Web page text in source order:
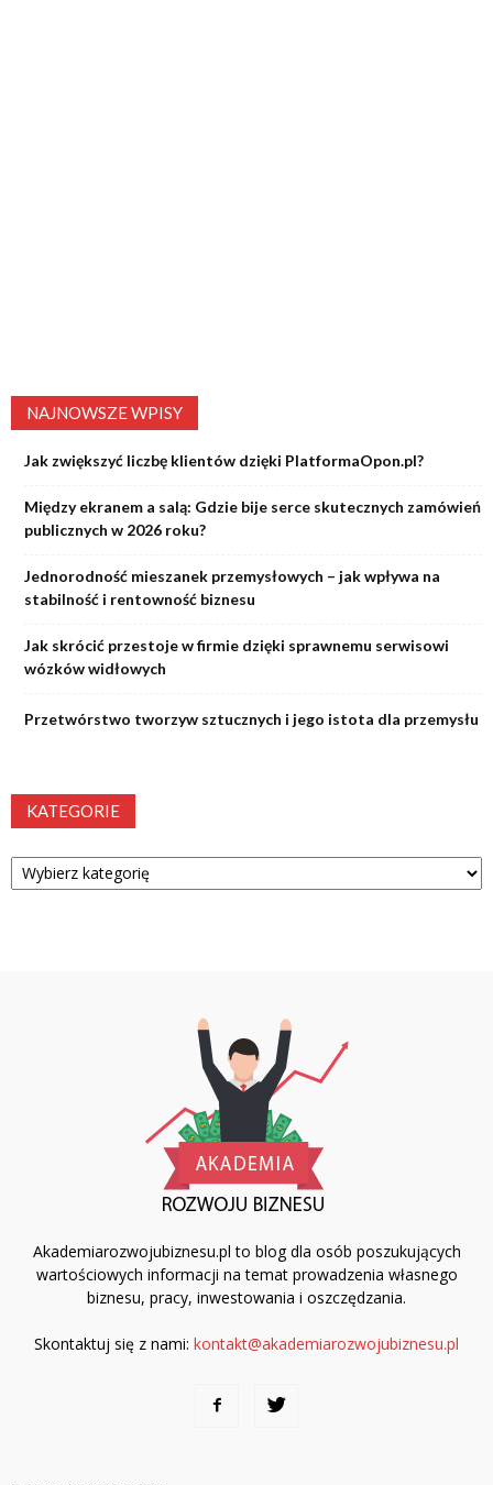
NAJNOWSZE WPISY
Jak zwiększyć liczbę klientów dzięki PlatformaOpon.pl?
Między ekranem a salą: Gdzie bije serce skutecznych zamówień
publicznych w 2026 roku?
Jednorodność mieszanek przemysłowych – jak wpływa na
stabilność i rentowność biznesu
Jak skrócić przestoje w firmie dzięki sprawnemu serwisowi
wózków widłowych
Przetwórstwo tworzyw sztucznych i jego istota dla przemysłu
KATEGORIE
Kategorie
Akademiarozwojubiznesu.pl to blog dla osób poszukujących
wartościowych informacji na temat prowadzenia własnego
biznesu, pracy, inwestowania i oszczędzania.
Skontaktuj się z nami: kontakt@akademiarozwojubiznesu.pl